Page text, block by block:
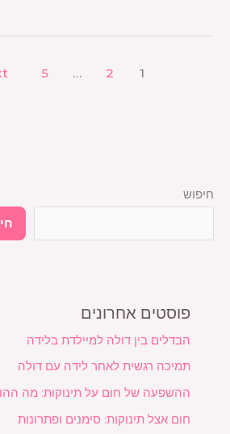
1
2
…
5
חיפוש
פוסטים אחרונים
הבדלים בין דולה למיילדת בלידה
תמיכה רגשית לאחר לידה עם דולה
ההשפעה של חום על תינוקות: מה
חום אצל תינוקות: סימנים ופתרונות